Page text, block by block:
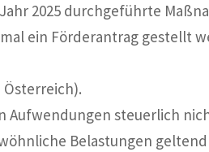
2025 durchgeführte
ein Förderantrag gestellt
Aufwendungen steuerlich
Belastungen